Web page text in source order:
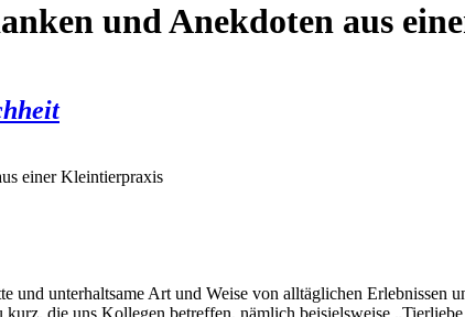
und Anekdoten aus
einer Kleintierpraxis
und unterhaltsame Art und Weise von alltäglichen Erlebnissen
die uns Kollegen betreffen, nämlich beisielsweise